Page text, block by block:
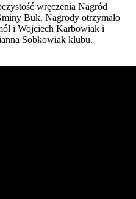
wręczenia Nagród
Buk. Nagrody otrzymało
i Wojciech Karbowiak i
Sobkowiak klubu.